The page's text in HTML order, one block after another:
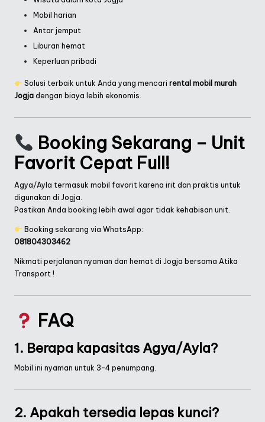
Mobil harian
Antar jemput
Liburan hemat
Keperluan pribadi
Solusi terbaik untuk Anda yang mencari rental mobil murah
Jogja dengan biaya lebih ekonomis.
Booking Sekarang – Unit
Favorit Cepat Full!
Agya/Ayla termasuk mobil favorit karena irit dan praktis untuk
digunakan di Jogja.
Pastikan Anda booking lebih awal agar tidak kehabisan unit.
Booking sekarang via WhatsApp:
081804303462
Nikmati perjalanan nyaman dan hemat di Jogja bersama Atika
Transport !
FAQ
1. Berapa kapasitas Agya/Ayla?
Mobil ini nyaman untuk 3–4 penumpang.
2. Apakah tersedia lepas kunci?